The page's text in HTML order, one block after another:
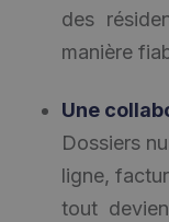
des
manière
Une
Dossiers
ligne,
tout